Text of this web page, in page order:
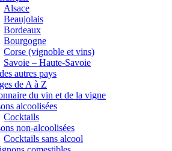
Alsace
Beaujolais
Bordeaux
Bourgogne
Corse (vignoble et vins)
Savoie – Haute-Savoie
autres pays
de A à Z
du vin et de la vigne
alcoolisées
Cocktails
non-alcoolisées
Cocktails sans alcool